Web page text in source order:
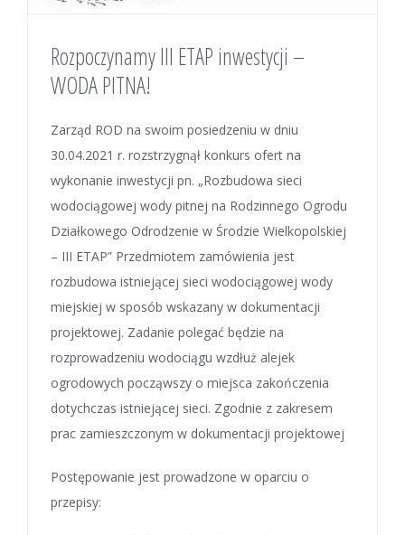
Rozpoczynamy III ETAP inwestycji –
WODA PITNA!
Zarząd ROD na swoim posiedzeniu w dniu
30.04.2021 r. rozstrzygnął konkurs ofert na
wykonanie inwestycji pn. „Rozbudowa sieci
wodociągowej wody pitnej na Rodzinnego Ogrodu
Działkowego Odrodzenie w Środzie Wielkopolskiej
– III ETAP” Przedmiotem zamówienia jest
rozbudowa istniejącej sieci wodociągowej wody
miejskiej w sposób wskazany w dokumentacji
projektowej. Zadanie polegać będzie na
rozprowadzeniu wodociągu wzdłuż alejek
ogrodowych począwszy o miejsca zakończenia
dotychczas istniejącej sieci. Zgodnie z zakresem
prac zamieszczonym w dokumentacji projektowej
Postępowanie jest prowadzone w oparciu o
przepisy: